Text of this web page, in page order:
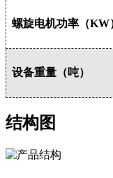
螺旋电机功率（KW
设备重量（吨）
结构图